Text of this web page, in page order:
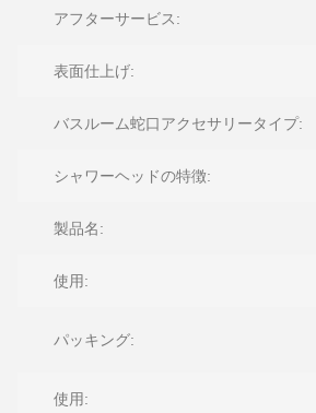
アフターサービス:
表面仕上げ:
バスルーム蛇口アクセサリータイプ:
シャワーヘッドの特徴:
製品名:
使用:
パッキング:
使用: